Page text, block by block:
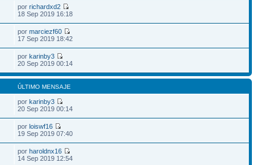
porrichardxd2
18 Sep 2019 16:18
pormarciezf60
17 Sep 2019 18:42
porkarinby3
20 Sep 2019 00:14
ÚLTIMO MENSAJE
porkarinby3
20 Sep 2019 00:14
porloiswf16
19 Sep 2019 07:40
porharoldnx16
14 Sep 2019 12:54